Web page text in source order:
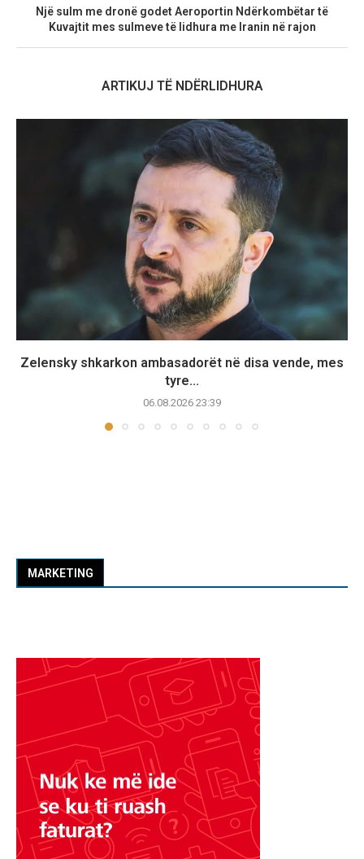
Një sulm me dronë godet Aeroportin Ndërkombëtar të
Kuvajtit mes sulmeve të lidhura me Iranin në rajon
ARTIKUJ TË NDËRLIDHURA
Zelensky shkarkon ambasadorët në disa vende, mes
tyre...
06.08.2026 23:39
MARKETING